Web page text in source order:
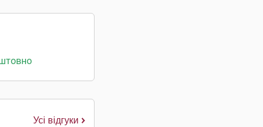
Усі відгуки